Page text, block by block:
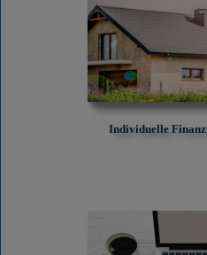
Individuelle